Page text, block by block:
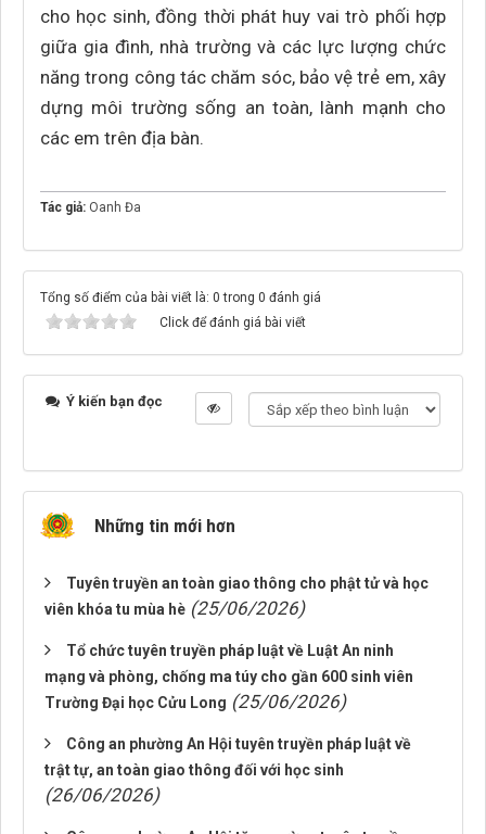
cho học sinh, đồng thời phát huy vai trò phối hợp
giữa gia đình, nhà trường và các lực lượng chức
năng trong công tác chăm sóc, bảo vệ trẻ em, xây
dựng môi trường sống an toàn, lành mạnh cho
các em trên địa bàn.
Tác giả: Oanh Đa
Tổng số điểm của bài viết là: 0 trong 0 đánh giá
Click để đánh giá bài viết
Ý kiến bạn đọc
Những tin mới hơn
Tuyên truyền an toàn giao thông cho phật tử và học
viên khóa tu mùa hè (25/06/2026)
Tổ chức tuyên truyền pháp luật về Luật An ninh
mạng và phòng, chống ma túy cho gần 600 sinh viên
Trường Đại học Cửu Long (25/06/2026)
Công an phường An Hội tuyên truyền pháp luật về
trật tự, an toàn giao thông đối với học sinh
(26/06/2026)